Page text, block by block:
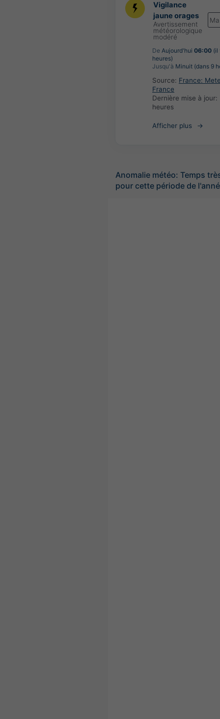
Vigilance
jaune orages
Avertissement
météorologique
modéré
De Aujourd'hui 06:00 (il
heures)
Jusqu'à Minuit (dans 9
Source: France:
France
Dernière mise à jour:
heures
Afficher plus
Anomalie météo: Temps
pour cette période de